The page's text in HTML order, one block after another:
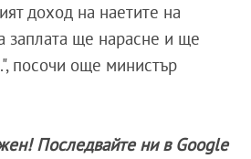
доход на наетите на
заплата ще нарасне и ще
посочи още министър
Последвайте ни в Google